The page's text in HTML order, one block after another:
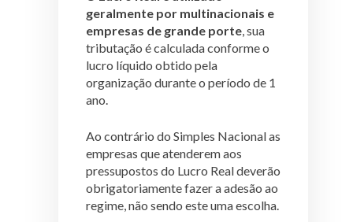
geralmente por multinacionais e
empresas de grande porte, sua
tributação é calculada conforme o
lucro líquido obtido pela
organização durante o período de 1
ano.
Ao contrário do Simples Nacional as
empresas que atenderem aos
pressupostos do Lucro Real deverão
obrigatoriamente fazer a adesão ao
regime, não sendo este uma escolha.